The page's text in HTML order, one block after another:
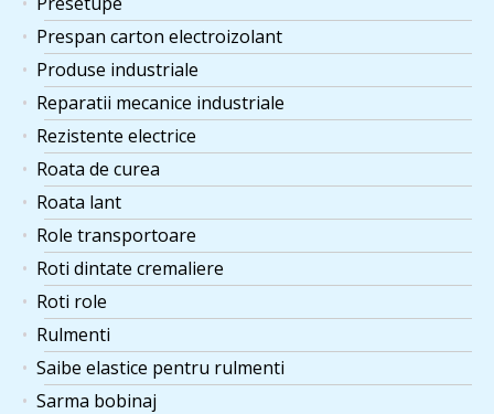
Prespan carton electroizolant
Produse industriale
Reparatii mecanice industriale
Rezistente electrice
Roata de curea
Roata lant
Role transportoare
Roti dintate cremaliere
Roti role
Rulmenti
Saibe elastice pentru rulmenti
Sarma bobinaj